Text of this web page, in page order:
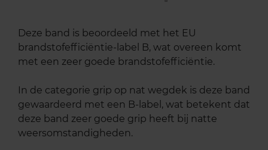
Deze band is beoordeeld met het EU
brandstofefficiëntie-label B, wat overeen komt
met een zeer goede brandstofefficiëntie.
In de categorie grip op nat wegdek is deze band
gewaardeerd met een B-label, wat betekent dat
deze band zeer goede grip heeft bij natte
weersomstandigheden.